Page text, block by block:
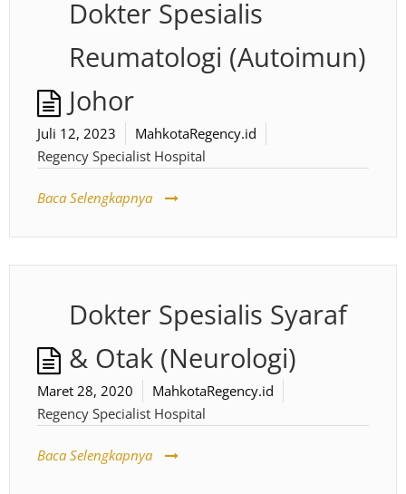
Dokter Spesialis
Reumatologi (Autoimun)
Johor
Juli 12, 2023
MahkotaRegency.id
Regency Specialist Hospital
Baca Selengkapnya
Dokter Spesialis Syaraf
& Otak (Neurologi)
Maret 28, 2020
MahkotaRegency.id
Regency Specialist Hospital
Baca Selengkapnya